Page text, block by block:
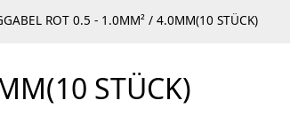
ROT 0.5 - 1.0MM² / 4.0MM(10 STÜCK)
STÜCK)